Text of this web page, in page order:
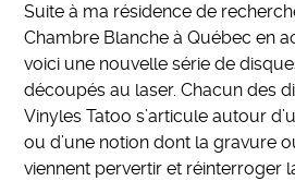
Suite à ma résidence de
Chambre Blanche à Québec en
voici une nouvelle série de
découpés au laser. Chacun des
Vinyles Tatoo s’articule autour
ou d’une notion dont la gravure
viennent pervertir et réinterroger